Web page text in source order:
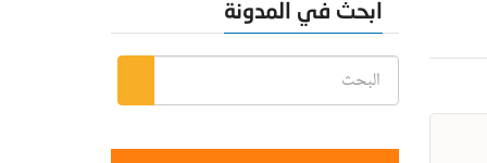
ابحث في المدونة